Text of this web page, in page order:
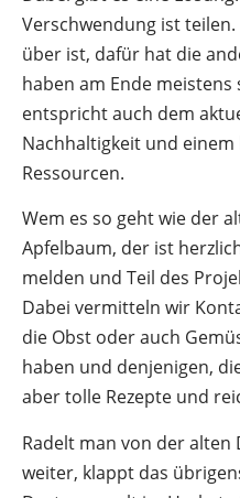
Verschwendung ist
über ist, dafür hat die
haben am Ende
entspricht auch dem
Nachhaltigkeit und
Ressourcen.
Wem es so geht wie der
Apfelbaum, der ist
melden und Teil des
Dabei vermitteln wir
die Obst oder auch
haben und denjenigen,
aber tolle Rezepte und
Radelt man von der alten
weiter, klappt das